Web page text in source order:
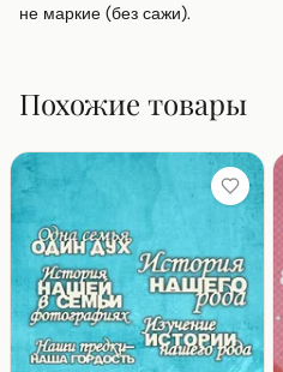
не маркие (без сажи).
Похожие товары